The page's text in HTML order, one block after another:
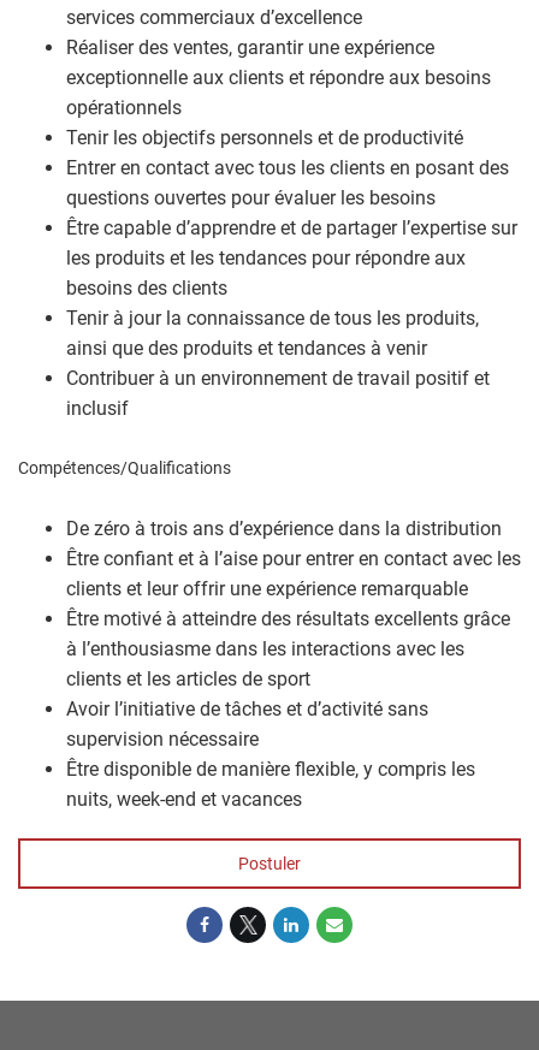
services commerciaux d’excellence
Réaliser des ventes, garantir une expérience
exceptionnelle aux clients et répondre aux besoins
opérationnels
Tenir les objectifs personnels et de productivité
Entrer en contact avec tous les clients en posant des
questions ouvertes pour évaluer les besoins
Être capable d’apprendre et de partager l’expertise sur
les produits et les tendances pour répondre aux
besoins des clients
Tenir à jour la connaissance de tous les produits,
ainsi que des produits et tendances à venir
Contribuer à un environnement de travail positif et
inclusif
Compétences/Qualifications
De zéro à trois ans d’expérience dans la distribution
Être confiant et à l’aise pour entrer en contact avec les
clients et leur offrir une expérience remarquable
Être motivé à atteindre des résultats excellents grâce
à l’enthousiasme dans les interactions avec les
clients et les articles de sport
Avoir l’initiative de tâches et d’activité sans
supervision nécessaire
Être disponible de manière flexible, y compris les
nuits, week-end et vacances
Postuler